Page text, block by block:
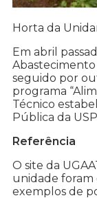
Horta da
Em abril
seguido por
programa
Técnico
Pública da
Referência
O site da
unidade foram
exemplos de